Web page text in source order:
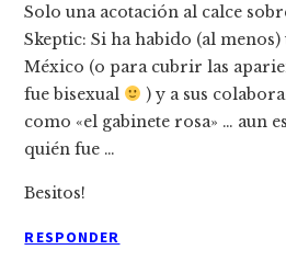
Solo una acotación al calce
Skeptic: Si ha habido (al
México (o para cubrir las
fue bisexual
) y a sus
como «el gabinete rosa» … aun
quién fue …
Besitos!
RESPONDER